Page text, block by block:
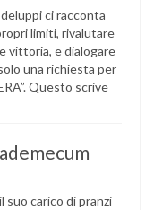
ci racconta
limiti, rivalutare
vittoria, e dialogare
una richiesta per
Questo scrive
suo carico di pranzi